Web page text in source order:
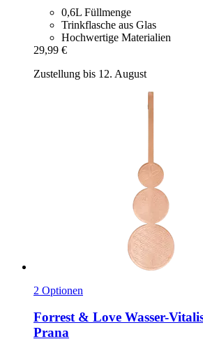
0,6L Füllmenge
Trinkflasche aus Glas
Hochwertige Materialien
29,99 €
Zustellung bis 12. August
2 Optionen
Forrest & Love Wasser-​
Prana